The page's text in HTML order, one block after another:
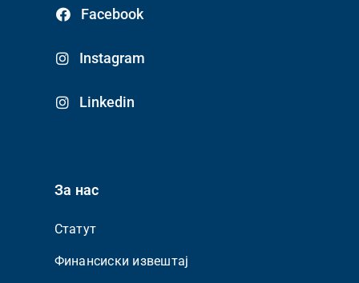
Facebook
Instagram
Linkedin
За нас
Статут
Финансиски извештај